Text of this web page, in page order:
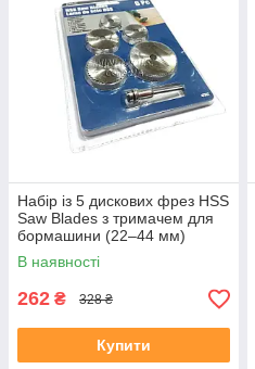
Набір із 5 дискових фрез HSS
Saw Blades з тримачем для
бормашини (22–44 мм)
В наявності
262 ₴ 328 ₴
Купити